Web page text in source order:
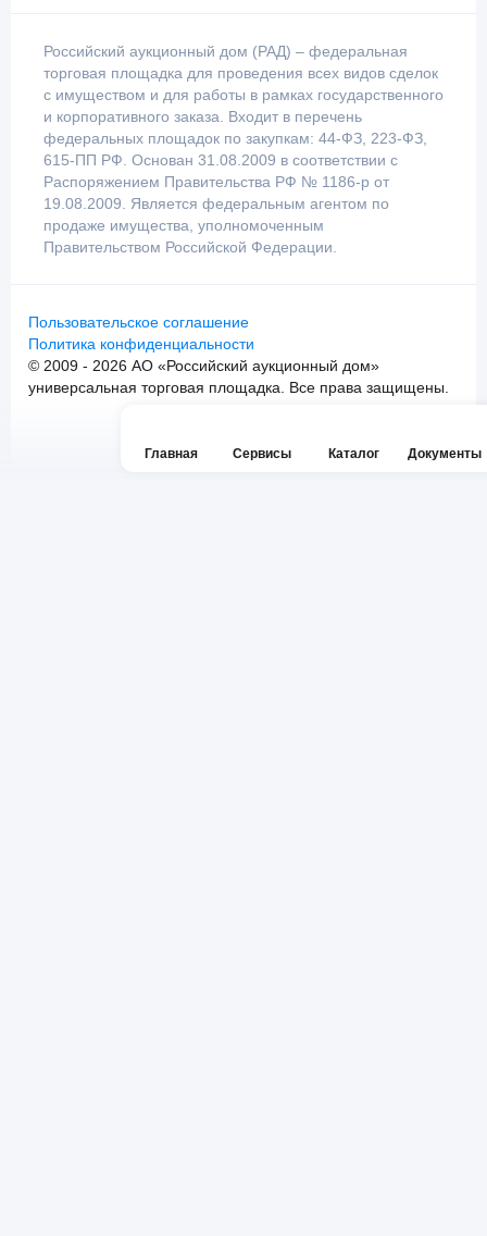
Главная Сервисы Каталог Документы
Российский аукционный дом (РАД) – федеральная
торговая площадка для проведения всех видов сделок
с имуществом и для работы в рамках государственного
и корпоративного заказа. Входит в перечень
федеральных площадок по закупкам: 44-ФЗ, 223-ФЗ,
615-ПП РФ. Основан 31.08.2009 в соответствии с
Распоряжением Правительства РФ № 1186-р от
19.08.2009. Является федеральным агентом по
продаже имущества, уполномоченным
Правительством Российской Федерации.
Пользовательское соглашение
Политика конфиденциальности
© 2009 - 2026 АО «Российский аукционный дом»
универсальная торговая площадка. Все права защищены.